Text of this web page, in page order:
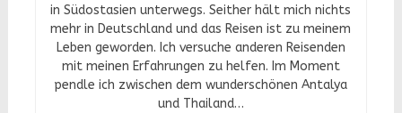
in Südostasien unterwegs. Seither hält mich nichts
mehr in Deutschland und das Reisen ist zu meinem
Leben geworden. Ich versuche anderen Reisenden
mit meinen Erfahrungen zu helfen. Im Moment
pendle ich zwischen dem wunderschönen Antalya
und Thailand…